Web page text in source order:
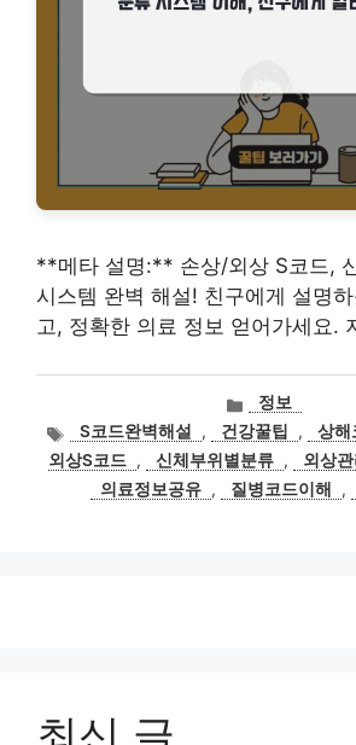
**메타 설명:** 손상/외상 S코드,
시스템 완벽 해설! 친구에게 설명
고, 정확한 의료 정보 얻어가세요.
카
테
고
리
정보
태
그
S코드완벽해설 , 건강꿀팁 , 상해
외상S코드 , 신체부위별분류 , 외상관
의료정보공유 , 질병코드이해 ,
최신 글